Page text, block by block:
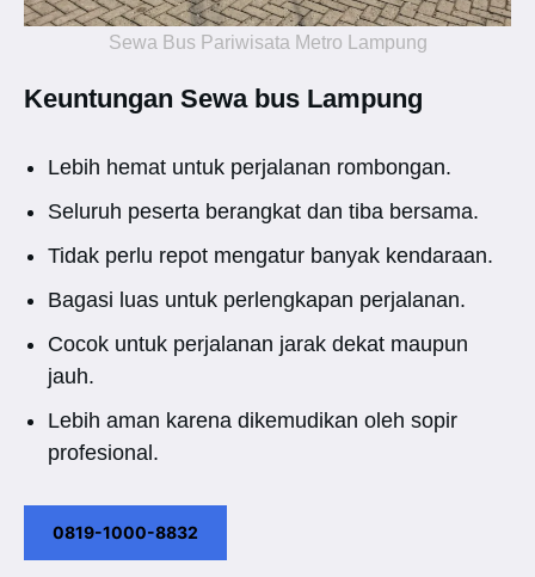
Sewa Bus Pariwisata Metro Lampung
Keuntungan Sewa bus Lampung
Lebih hemat untuk perjalanan rombongan.
Seluruh peserta berangkat dan tiba bersama.
Tidak perlu repot mengatur banyak kendaraan.
Bagasi luas untuk perlengkapan perjalanan.
Cocok untuk perjalanan jarak dekat maupun
jauh.
Lebih aman karena dikemudikan oleh sopir
profesional.
0819-1000-8832